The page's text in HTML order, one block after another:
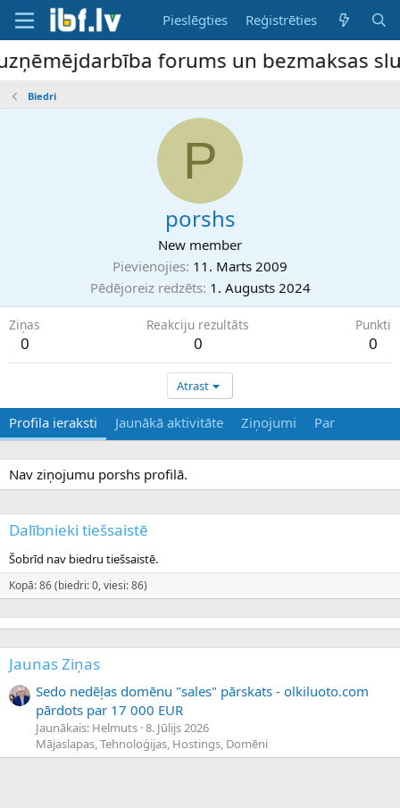
Pieslēgties Reģistrēties
forums un bezmaksas
Biedri
P
porshs
New member
Pievienojies 11. Marts 2009
Pēdējoreiz redzēts 1. Augusts 2024
Ziņas
0
Reakciju rezultāts
0
Punkti
0
Atrast
Profila ieraksti Jaunākā aktivitāte Ziņojumi Par
Nav ziņojumu porshs profilā.
Dalībnieki tiešsaistē
Šobrīd nav biedru tiešsaistē.
Kopā: 86 (biedri: 0, viesi: 86)
Jaunas Ziņas
Sedo nedēļas domēnu "sales" pārskats - olkiluoto.com
pārdots par 17 000 EUR
Jaunākais: Helmuts 8. Jūlijs 2026
Mājaslapas, Tehnoloģijas, Hostings, Domēni